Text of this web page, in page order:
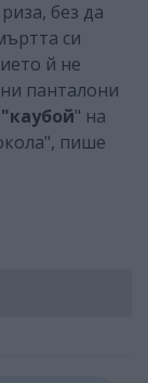
без да
си
й не
панталони
"каубой" на
пише